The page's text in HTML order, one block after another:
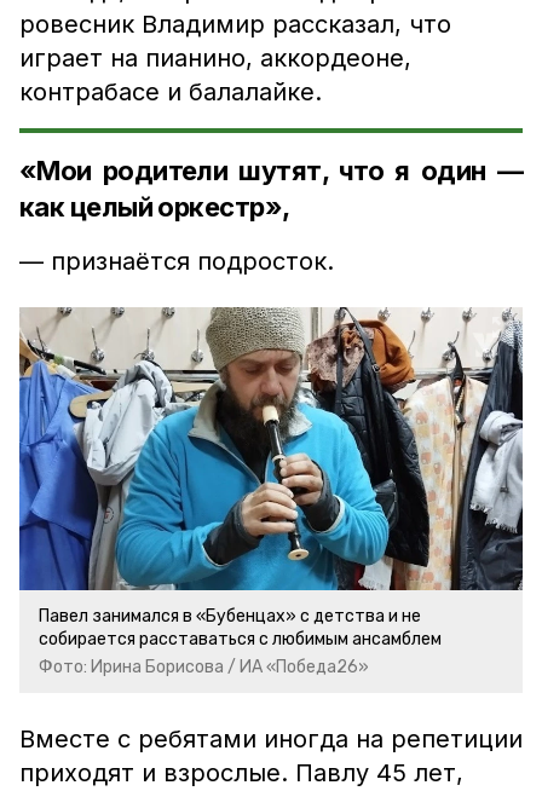
ровесник Владимир рассказал, что
играет на пианино, аккордеоне,
контрабасе и балалайке.
«Мои родители шутят, что я один —
как целый оркестр»,
— признаётся подросток.
Павел занимался в «Бубенцах» с детства и не
собирается расставаться с любимым ансамблем
Фото: Ирина Борисова / ИА «Победа26»
Вместе с ребятами иногда на репетиции
приходят и взрослые. Павлу 45 лет,